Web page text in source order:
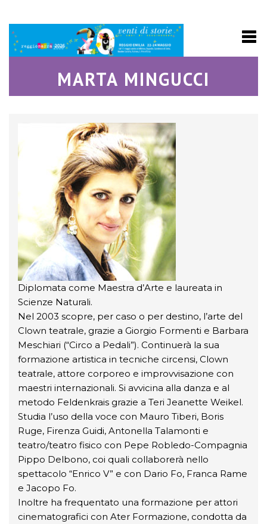
MARTA MINGUCCI
Diplomata come Maestra d’Arte e laureata in
Scienze Naturali.
Nel 2003 scopre, per caso o per destino, l’arte del
Clown teatrale, grazie a Giorgio Formenti e Barbara
Meschiari (“Circo a Pedali”). Continuerà la sua
formazione artistica in tecniche circensi, Clown
teatrale, attore corporeo e improvvisazione con
maestri internazionali. Si avvicina alla danza e al
metodo Feldenkrais grazie a Teri Jeanette Weikel.
Studia l’uso della voce con Mauro Tiberi, Boris
Ruge, Firenza Guidi, Antonella Talamonti e
teatro/teatro fisico con Pepe Robledo-Compagnia
Pippo Delbono, coi quali collaborerà nello
spettacolo “Enrico V” e con Dario Fo, Franca Rame
e Jacopo Fo.
Inoltre ha frequentato una formazione per attori
cinematografici con Ater Formazione, condotta da